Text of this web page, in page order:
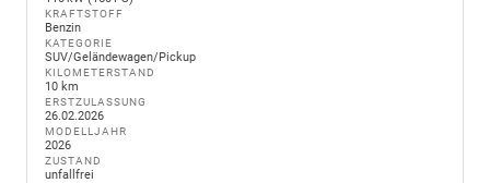
KRAFTSTOFF
Benzin
KATEGORIE
SUV/Geländewagen/Pickup
KILOMETERSTAND
10 km
ERSTZULASSUNG
26.02.2026
MODELLJAHR
2026
ZUSTAND
unfallfrei